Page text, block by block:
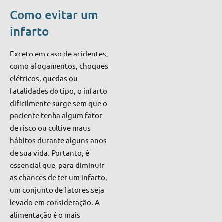
Como evitar um
infarto
Exceto em caso de acidentes,
como afogamentos, choques
elétricos, quedas ou
fatalidades do tipo, o infarto
dificilmente surge sem que o
paciente tenha algum fator
de risco ou cultive maus
hábitos durante alguns anos
de sua vida. Portanto, é
essencial que, para diminuir
as chances de ter um infarto,
um conjunto de fatores seja
levado em consideração. A
alimentação é o mais